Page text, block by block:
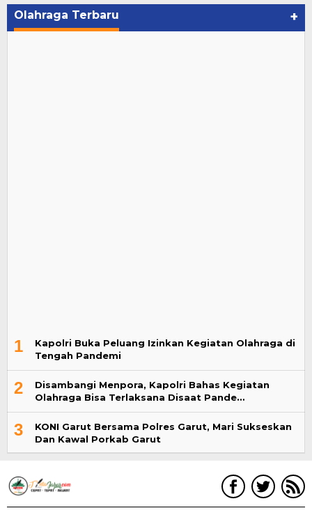
Olahraga Terbaru +
1
Kapolri Buka Peluang Izinkan Kegiatan Olahraga di
Tengah Pandemi
2
Disambangi Menpora, Kapolri Bahas Kegiatan
Olahraga Bisa Terlaksana Disaat Pande…
3
KONI Garut Bersama Polres Garut, Mari Sukseskan
Dan Kawal Porkab Garut